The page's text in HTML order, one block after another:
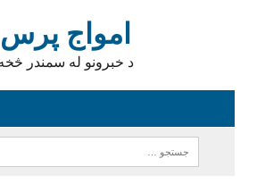
امواج پرس
د خبرونو له سمندر